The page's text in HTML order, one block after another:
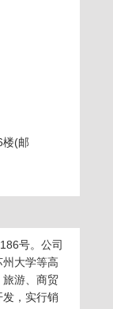
楼(邮
号。公司
大学等高
旅游、商贸
，实行销